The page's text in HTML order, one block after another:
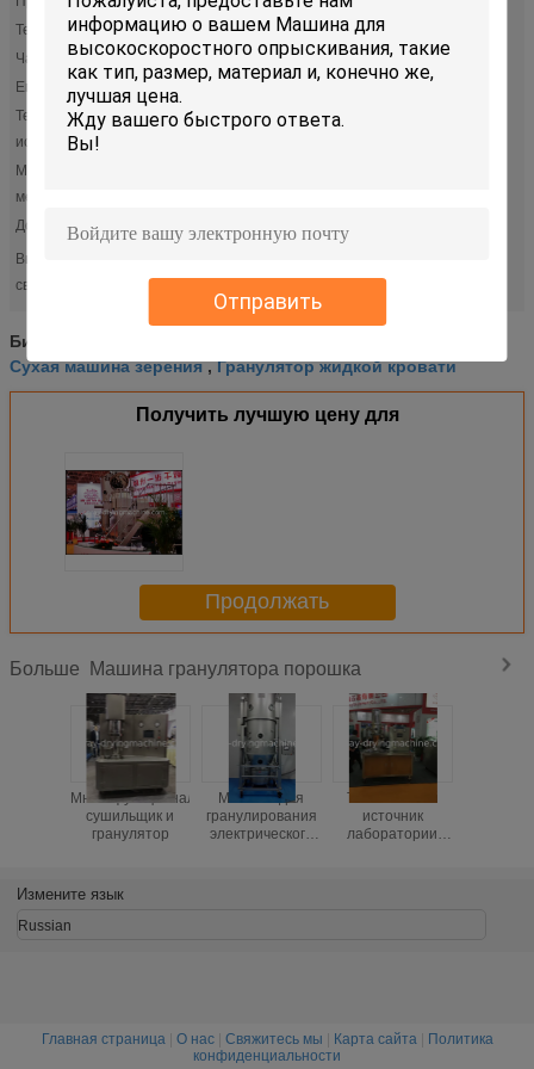
Отправить
Temp:
50-180℃
Частица:
20-80mesh
Емкость:
5-500kg/batch
Тепловой
источник:
Пар/электрическое/природный газ/дизель/etc;
Материал
металла:
Документ:
Высокий
свет:
Флюидизированный - гранулятор кровати для глюкозы
Бирки:
Сухая машина зерения,Гранулятор жидкой кровати
Получить лучшую цену для
Продолжать
Больше Машина гранулятора порошка
Многофункциональный
сушильщик и
гранулятор
Машина для
гранулирования
электрического
Тип тепловой
источник
лаборатории
Измените язык
Russian
Главная страница| О нас| Свяжитесь мы Карта сайта|
Политика
конфиденциальности